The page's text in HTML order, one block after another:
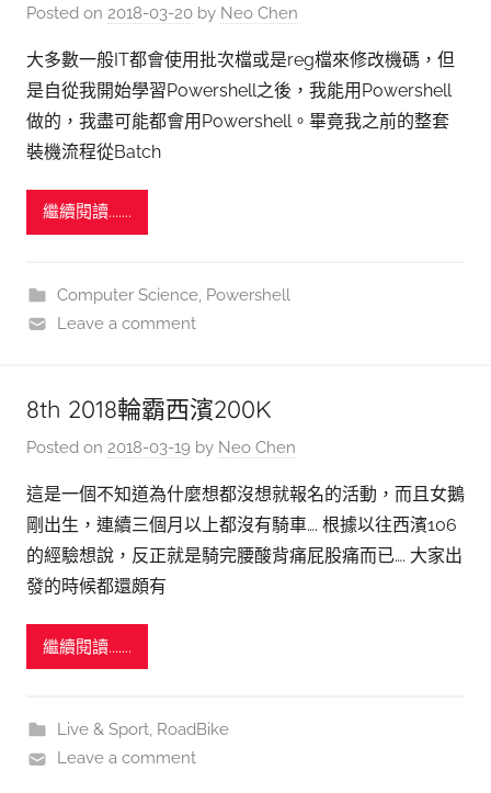
Posted on 2018-03-20 by Neo Chen
大多數一般IT都會使用批次檔或是reg檔來修改機碼，但
是自從我開始學習Powershell之後，我能用Powershell
做的，我盡可能都會用Powershell。畢竟我之前的整套
裝機流程從Batch
繼續閱讀.......
Computer Science, Powershell
Leave a comment
8th 2018輪霸西濱200K
Posted on 2018-03-19 by Neo Chen
這是一個不知道為什麼想都沒想就報名的活動，而且女鵝
剛出生，連續三個月以上都沒有騎車…. 根據以往西濱106
的經驗想說，反正就是騎完腰酸背痛屁股痛而已…. 大家出
發的時候都還頗有
繼續閱讀.......
Live & Sport, RoadBike
Leave a comment